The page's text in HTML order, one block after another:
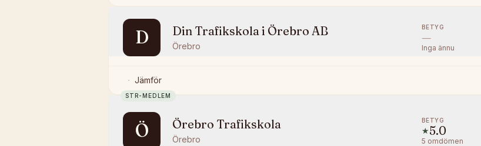
D Din Trafikskola i Örebro AB
Örebro
BETYG
—
Inga ännu
Jämför
STR-MEDLEM
Ö Örebro Trafikskola
Örebro
BETYG
★5.0
5 omdömen